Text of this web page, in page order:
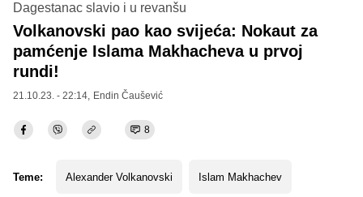
Dagestanac slavio i u revanšu
Volkanovski pao kao svijeća: Nokaut za
pamćenje Islama Makhacheva u prvoj
rundi!
21.10.23. - 22:14, Endin Čaušević
8
Teme: Alexander Volkanovski Islam Makhachev